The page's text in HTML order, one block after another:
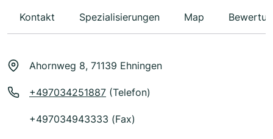
Kontakt Spezialisierungen Map
Ahornweg 8, 71139 Ehningen
+497034251887 (Telefon)
+497034943333 (Fax)